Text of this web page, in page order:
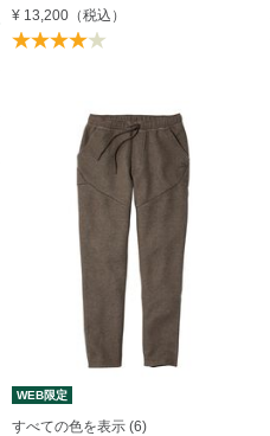
¥ 13,200 （税込）
WEB限定
すべての色を表示 (6)